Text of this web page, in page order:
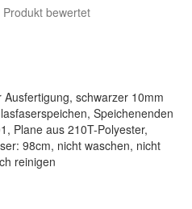
bewertet
schwarzer 10mm
Speichenenden
Plane aus 210T-Polyester,
98cm, nicht waschen, nicht
reinigen